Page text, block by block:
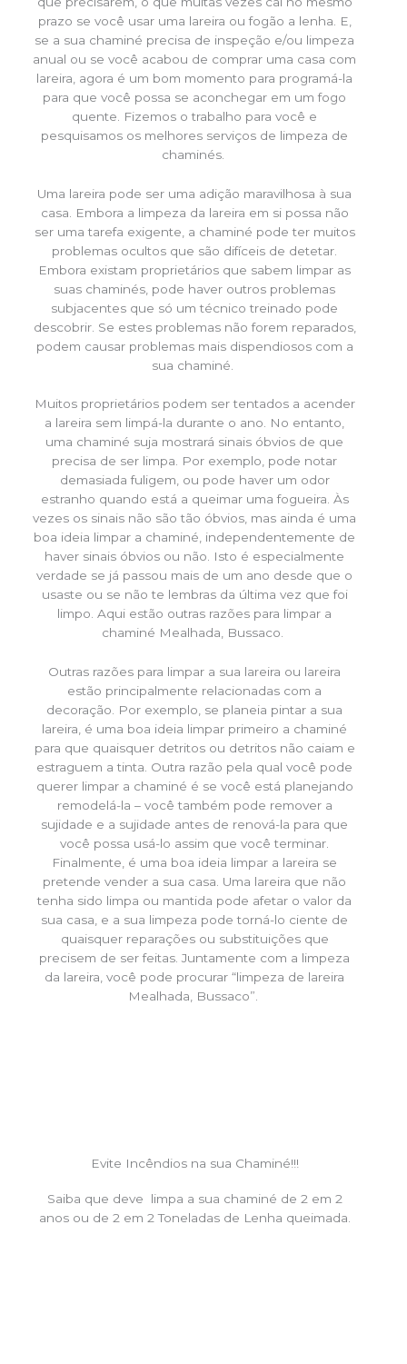
prazo se você usar uma lareira ou fogão a lenha. E,
se a sua chaminé precisa de inspeção e/ou limpeza
anual ou se você acabou de comprar uma casa com
lareira, agora é um bom momento para programá-la
para que você possa se aconchegar em um fogo
quente. Fizemos o trabalho para você e
pesquisamos os melhores serviços de limpeza de
chaminés.
Uma lareira pode ser uma adição maravilhosa à sua
casa. Embora a limpeza da lareira em si possa não
ser uma tarefa exigente, a chaminé pode ter muitos
problemas ocultos que são difíceis de detetar.
Embora existam proprietários que sabem limpar as
suas chaminés, pode haver outros problemas
subjacentes que só um técnico treinado pode
descobrir. Se estes problemas não forem reparados,
podem causar problemas mais dispendiosos com a
sua chaminé.
Muitos proprietários podem ser tentados a acender
a lareira sem limpá-la durante o ano. No entanto,
uma chaminé suja mostrará sinais óbvios de que
precisa de ser limpa. Por exemplo, pode notar
demasiada fuligem, ou pode haver um odor
estranho quando está a queimar uma fogueira. Às
vezes os sinais não são tão óbvios, mas ainda é uma
boa ideia limpar a chaminé, independentemente de
haver sinais óbvios ou não. Isto é especialmente
verdade se já passou mais de um ano desde que o
usaste ou se não te lembras da última vez que foi
limpo. Aqui estão outras razões para limpar a
chaminé Mealhada, Bussaco.
Outras razões para limpar a sua lareira ou lareira
estão principalmente relacionadas com a
decoração. Por exemplo, se planeia pintar a sua
lareira, é uma boa ideia limpar primeiro a chaminé
para que quaisquer detritos ou detritos não caiam e
estraguem a tinta. Outra razão pela qual você pode
querer limpar a chaminé é se você está planejando
remodelá-la – você também pode remover a
sujidade e a sujidade antes de renová-la para que
você possa usá-lo assim que você terminar.
Finalmente, é uma boa ideia limpar a lareira se
pretende vender a sua casa. Uma lareira que não
tenha sido limpa ou mantida pode afetar o valor da
sua casa, e a sua limpeza pode torná-lo ciente de
quaisquer reparações ou substituições que
precisem de ser feitas. Juntamente com a limpeza
da lareira, você pode procurar “limpeza de lareira
Mealhada, Bussaco”.
Evite Incêndios na sua Chaminé!!!
Saiba que deve limpa a sua chaminé de 2 em 2
anos ou de 2 em 2 Toneladas de Lenha queimada.